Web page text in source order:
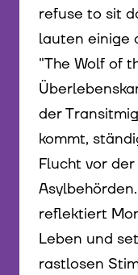
refuse to sit
lauten einige
"The Wolf of
der
kommt,
Flucht vor
reflektiert
Leben und
rastlosen